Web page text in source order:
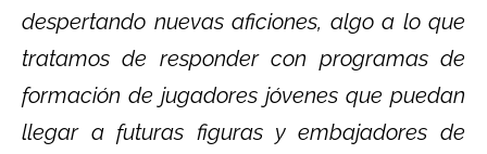
despertando nuevas aficiones, algo a lo que
tratamos de responder con programas de
formación de jugadores jóvenes que puedan
llegar a futuras figuras y embajadores de